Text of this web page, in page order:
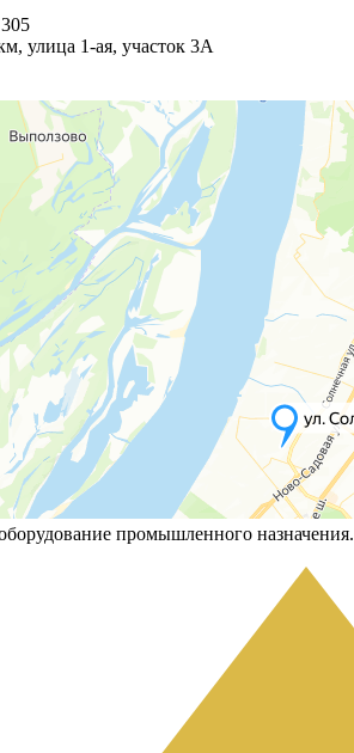
улица 1-ая, участок 3А
промышленного назначения.